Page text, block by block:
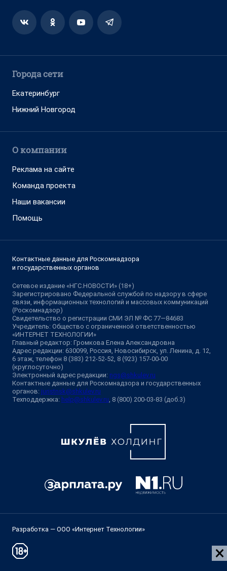
Города сети
Екатеринбург
Нижний Новгород
О компании
Реклама на сайте
Команда проекта
Наши вакансии
Помощь
Контактные данные для Роскомнадзора
и государственных органов
Сетевое издание «НГС.НОВОСТИ» (18+)
Зарегистрировано Федеральной службой по надзору в сфере
связи, информационных технологий и массовых коммуникаций
(Роскомнадзор)
Свидетельство о регистрации СМИ ЭЛ № ФС 77—84683
Учредитель: Общество с ограниченной ответственностью
«ИНТЕРНЕТ ТЕХНОЛОГИИ»
Главный редактор: Громкова Елена Александровна
Адрес редакции: 630099, Россия, Новосибирск, ул. Ленина, д. 12,
6 этаж, телефон 8 (383) 212-52-52, 8 (923) 157-00-00
(круглосуточно)
Электронный адрес редакции: ngs@shkulev.ru
Контактные данные для Роскомнадзора и государственных
органов: juristnsk@shkulev.ru
Техподдержка: help@shkulev.ru , 8 (800) 200-03-83 (доб.3)
Разработка — ООО «Интернет Технологии»